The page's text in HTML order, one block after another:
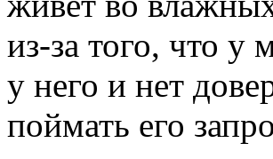
из-за того, что у
у него и нет
поймать его